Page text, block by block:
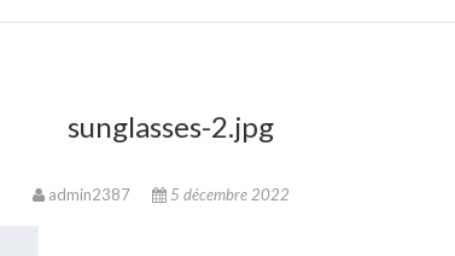
sunglasses-2.jpg
admin2387 5 décembre 2022